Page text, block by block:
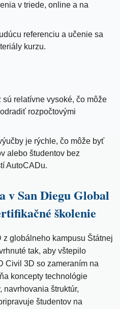
v triede, online a na
referenciu a učenie sa
kurzu.
sú relatívne vysoké, čo môže
rozpočtovými
je rýchle, čo môže byť
alebo študentov bez
AutoCADu.
v San Diegu Global
školenie
globálneho kampusu Štátnej
tak, aby vštepilo
Civil 3D so zameraním na
koncepty technológie
štruktúr,
študentov na